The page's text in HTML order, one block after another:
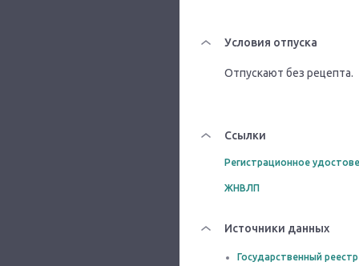
Условия отпуска
Отпускают без рецепта.
Ссылки
Регистрационное
ЖНВЛП
Источники данных
Государственный